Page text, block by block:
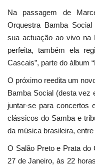
Na passagem de
Orquestra Bamba
sua actuação ao vivo na
perfeita, também ela
Cascais”, parte do álbum
O próximo reedita um
Bamba Social (desta vez
juntar-se para concertos
clássicos do Samba e
da música brasileira,
O Salão Preto e Prata do
27 de Janeiro, às 22